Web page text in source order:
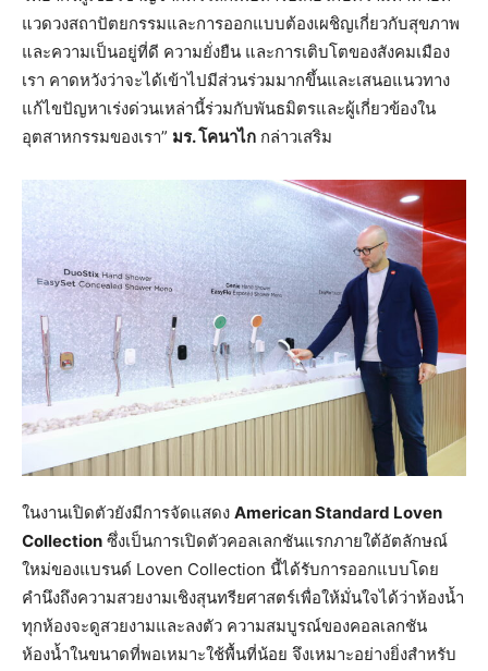
แวดวงสถาปัตยกรรมและการออกแบบต้องเผชิญเกี่ยวกับสุขภาพ
และความเป็นอยู่ที่ดี ความยั่งยืน และการเติบโตของสังคมเมือง
เรา คาดหวังว่าจะได้เข้าไปมีส่วนร่วมมากขึ้นและเสนอแนวทาง
แก้ไขปัญหาเร่งด่วนเหล่านี้ร่วมกับพันธมิตรและผู้เกี่ยวข้องใน
อุตสาหกรรมของเรา” มร. โคนาไก กล่าวเสริม
ในงานเปิดตัวยังมีการจัดแสดง American Standard Loven
Collection ซึ่งเป็นการเปิดตัวคอลเลกชันแรกภายใต้อัตลักษณ์
ใหม่ของแบรนด์ Loven Collection นี้ได้รับการออกแบบโดย
คำนึงถึงความสวยงามเชิงสุนทรียศาสตร์เพื่อให้มั่นใจได้ว่าห้องน้ำ
ทุกห้องจะดูสวยงามและลงตัว ความสมบูรณ์ของคอลเลกชัน
ห้องน้ำในขนาดที่พอเหมาะใช้พื้นที่น้อย จึงเหมาะอย่างยิ่งสำหรับ